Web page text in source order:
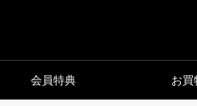
会員特典 お買